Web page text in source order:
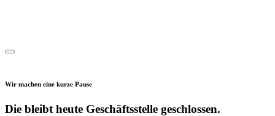
Wir machen eine kurze Pause
Die bleibt heute Geschäftsstelle geschlossen.